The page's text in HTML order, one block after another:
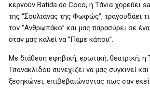
κερνούν Batida de Coco, η Τάνια χορεύει
της “Σουλτάνας της Φωφώς”, τραγουδάει
τον “Ανθρωπάκο” και μας παρασύρει σε
όταν μας καλεί να “Πάμε κάπου”.
Με διάθεση εφηβική, ερωτική, θεατρική, η
Τσανακλίδου συνεχίζει να μας συγκινεί
ξεσηκώνει, επιβεβαιώνοντας πως σαν